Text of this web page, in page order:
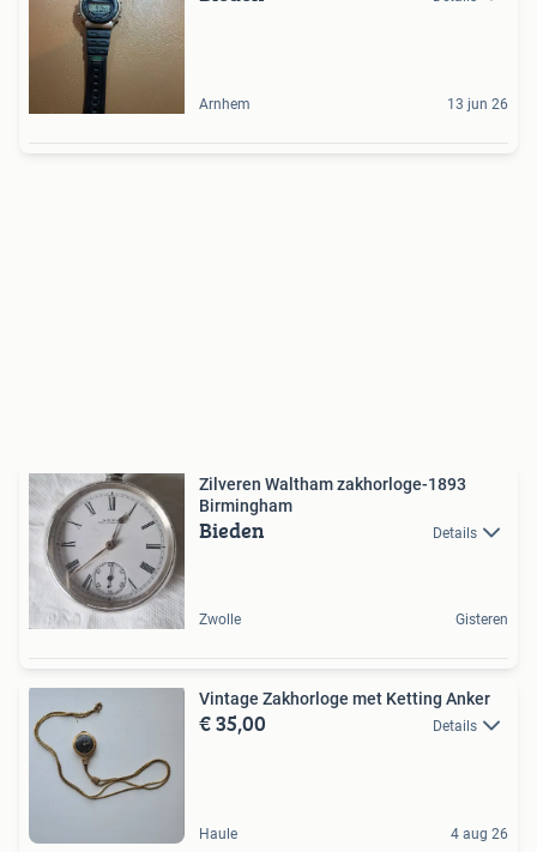
Arnhem 13 jun 26
Zilveren Waltham zakhorloge-1893
Birmingham
Bieden Details
Zwolle Gisteren
Vintage Zakhorloge met Ketting Anker
€ 35,00 Details
Haule 4 aug 26